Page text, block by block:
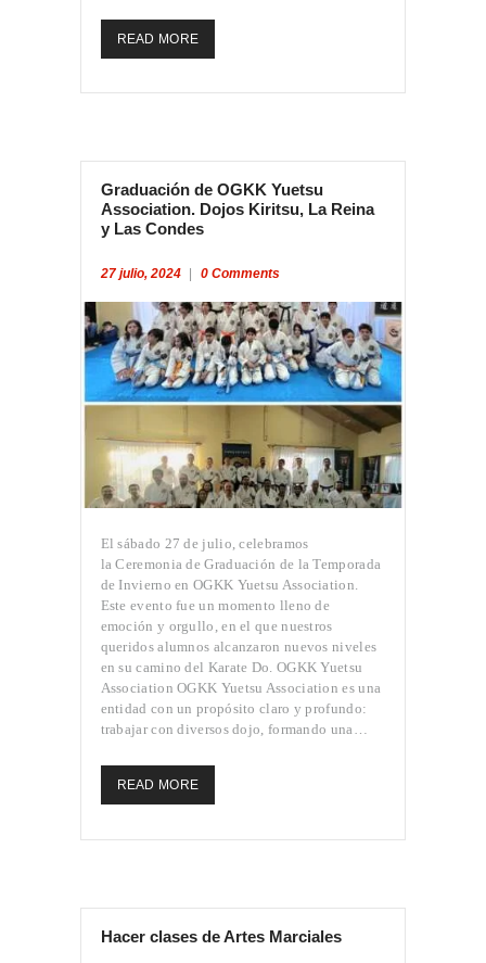
READ MORE
Graduación de OGKK Yuetsu
Association. Dojos Kiritsu, La Reina
y Las Condes
27 julio, 2024 0 Comments
El sábado 27 de julio, celebramos
la Ceremonia de Graduación de la Temporada
de Invierno en OGKK Yuetsu Association.
Este evento fue un momento lleno de
emoción y orgullo, en el que nuestros
queridos alumnos alcanzaron nuevos niveles
en su camino del Karate Do. OGKK Yuetsu
Association OGKK Yuetsu Association es una
entidad con un propósito claro y profundo:
trabajar con diversos dojo, formando una…
READ MORE
Hacer clases de Artes Marciales